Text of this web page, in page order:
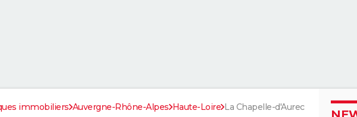
immobiliers Auvergne-Rhône-Alpes Haute-Loire La Chapelle-d'Aurec